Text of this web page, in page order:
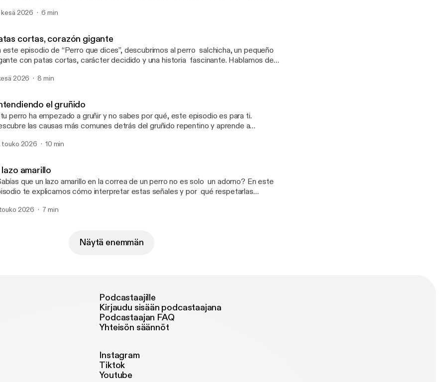
la convivencia día a día.
kesä 2026 6 min
cortas, corazón gigante
este episodio de “Perro que dices”, descubrimos al perro salchicha, un pequeño
con patas cortas, carácter decidido y una historia fascinante. Hablamos de
que lo hacen único. Prepárate para conocer por qué estos teckels
2026 8 min
el gruñido
perro ha empezado a gruñir y no sabes por qué, este episodio es para ti.
las causas más comunes detrás del gruñido repentino y aprende a
a veces solo necesita que lo entiendas
touko 2026 10 min
lazo amarillo
que un lazo amarillo en la correa de un perro no es solo un adorno? En este
te explicamos cómo interpretar estas señales y por qué respetarlas
2026 7 min
Näytä enemmän
Podcastaajille
Kirjaudu sisään podcastaajana
Podcastaajan FAQ
Yhteisön säännöt
Instagram
Tiktok
Youtube